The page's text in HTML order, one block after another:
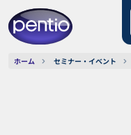
ホーム セミナー・イベント